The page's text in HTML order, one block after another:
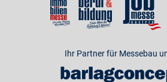
Ihr Partner für Messebau